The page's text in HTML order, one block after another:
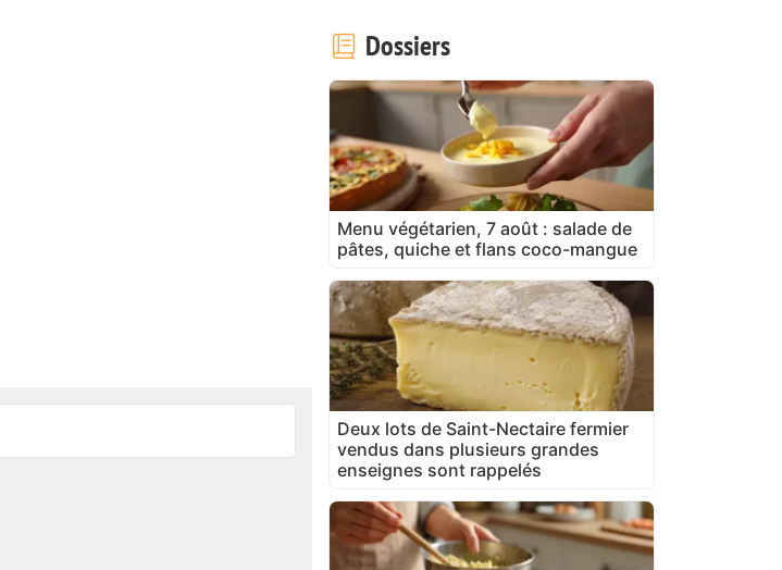
Dossiers
Menu végétarien, 7 août : salade de
pâtes, quiche et flans coco-mangue
Deux lots de Saint-Nectaire fermier
vendus dans plusieurs grandes
enseignes sont rappelés